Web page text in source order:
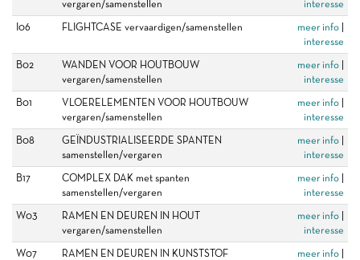
vergaren/samenstellen
interesse
I06
FLIGHTCASE vervaardigen/samenstellen meer info
interesse
B02
WANDEN VOOR HOUTBOUW
vergaren/samenstellen
meer info
interesse
B01
VLOERELEMENTEN VOOR HOUTBOUW
vergaren/samenstellen
meer info
interesse
B08
GEÏNDUSTRIALISEERDE SPANTEN
samenstellen/vergaren
meer info
interesse
B17
COMPLEX DAK met spanten
samenstellen/vergaren
meer info
interesse
W03
RAMEN EN DEUREN IN HOUT
vergaren/samenstellen
meer info
interesse
W07
RAMEN EN DEUREN IN KUNSTSTOF
meer info